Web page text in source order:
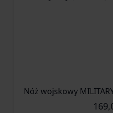
Nóż wojskowy